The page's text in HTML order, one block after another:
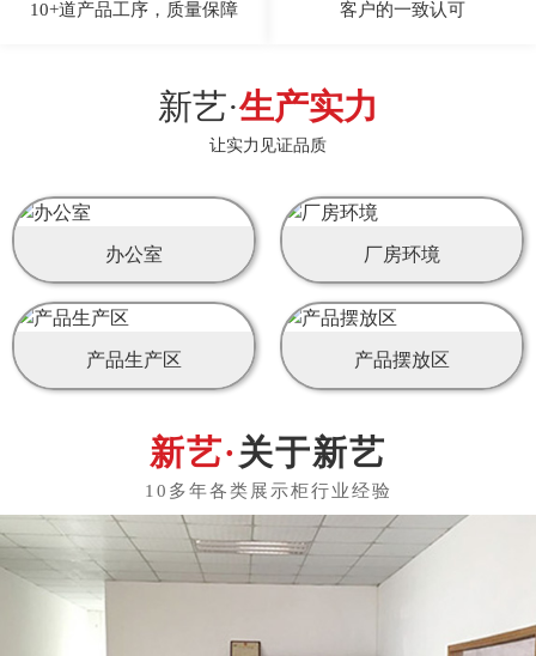
10+道产品工序，质量保障 客户的一致认可
新艺·生产实力
让实力见证品质
办公室 厂房环境
产品生产区 产品摆放区
关于新艺